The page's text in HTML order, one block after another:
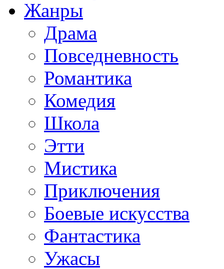
Жанры
Драма
Повседневность
Романтика
Комедия
Школа
Этти
Мистика
Приключения
Боевые искусства
Фантастика
Ужасы